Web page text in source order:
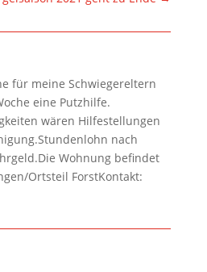
für meine Schwiegereltern
eine Putzhilfe.
wären Hilfestellungen
nach
Wohnung befindet
Ortsteil ForstKontakt: